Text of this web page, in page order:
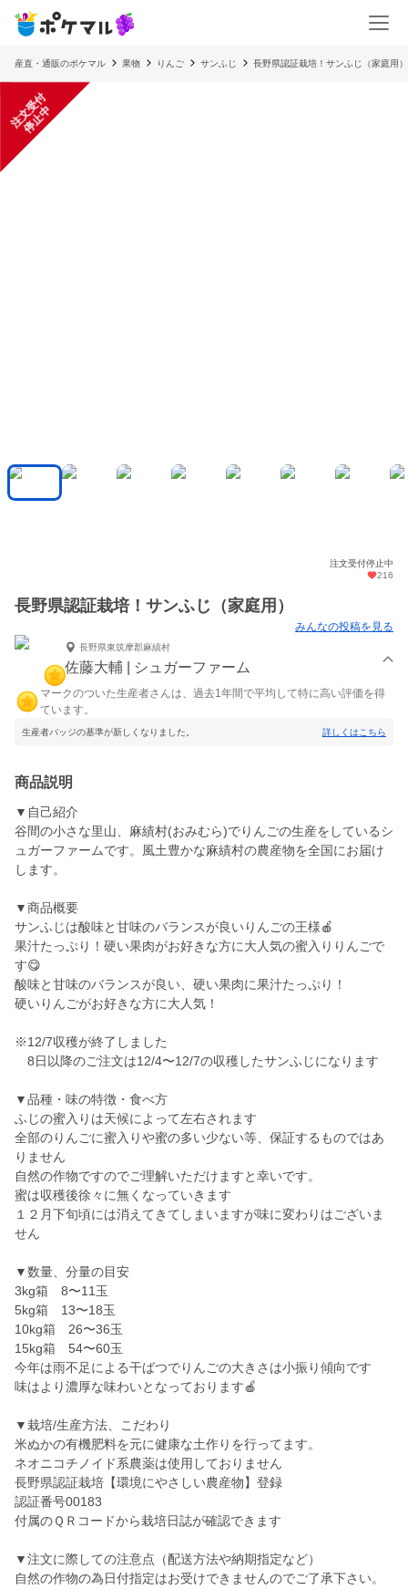
産直・通販のポケマル 果物 りんご サンふじ 長野県認証栽培！サンふじ（家庭用）
注
文
受
付
停
止
中
注文受付停止中
216
長野県認証栽培！サンふじ（家庭用）
みんなの投稿を見る
長野県東筑摩郡麻績村
佐藤大輔 | シュガーファーム
マークのついた生産者さんは、過去1年間で平均して特に高い評価を得
ています。
生産者バッジの基準が新しくなりました。 詳しくはこちら
商品説明
▼自己紹介
谷間の小さな里山、麻績村(おみむら)でりんごの生産をしているシ
ュガーファームです。風土豊かな麻績村の農産物を全国にお届け
します。
▼商品概要
サンふじは酸味と甘味のバランスが良いりんごの王様🍎
果汁たっぷり！硬い果肉がお好きな方に大人気の蜜入りりんごで
す😋
酸味と甘味のバランスが良い、硬い果肉に果汁たっぷり！
硬いりんごがお好きな方に大人気！
※12/7収穫が終了しました
8日以降のご注文は12/4〜12/7の収穫したサンふじになります
▼品種・味の特徴・食べ方
ふじの蜜入りは天候によって左右されます
全部のりんごに蜜入りや蜜の多い少ない等、保証するものではあ
りません
自然の作物ですのでご理解いただけますと幸いです。
蜜は収穫後徐々に無くなっていきます
１２月下旬頃には消えてきてしまいますが味に変わりはございま
せん
▼数量、分量の目安
3kg箱 8〜11玉
5kg箱 13〜18玉
10kg箱 26〜36玉
15kg箱 54〜60玉
今年は雨不足による干ばつでりんごの大きさは小振り傾向です
味はより濃厚な味わいとなっております🍎
▼栽培/生産方法、こだわり
米ぬかの有機肥料を元に健康な土作りを行ってます。
ネオニコチノイド系農薬は使用しておりません
長野県認証栽培【環境にやさしい農産物】登録
認証番号00183
付属のＱＲコードから栽培日誌が確認できます
▼注文に際しての注意点（配送方法や納期指定など）
自然の作物の為日付指定はお受けできませんのでご了承下さい。